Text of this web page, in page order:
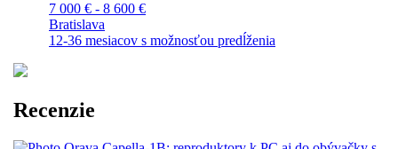
7 000 € - 8 600 €
Bratislava
12-36 mesiacov s možnosťou predĺženia
Recenzie